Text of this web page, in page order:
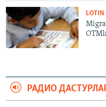
LOTIN
РАДИО